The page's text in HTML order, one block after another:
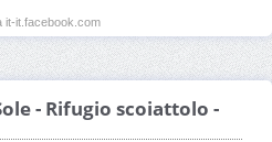
it-it.facebook.com
- Rifugio scoiattolo -